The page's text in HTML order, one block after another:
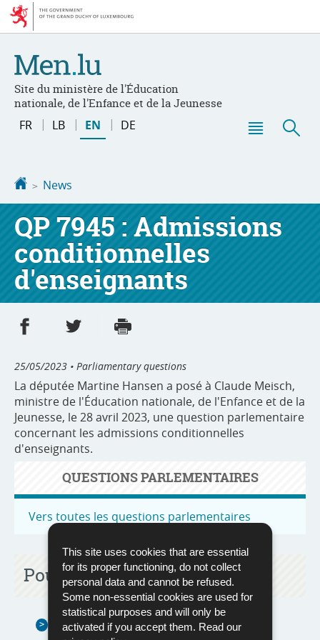
This site uses cookies that are essential
for its proper functioning, do not collect
personal data and cannot be refused.
Some non-essential cookies are used for
statistical purposes and will only be
activated if you accept them. Read our
Go
Go
Site du ministère de l'Éducation
nationale, de l'Enfance et de la Jeunesse
Changer
FR LB EN DE
Homepage
News
QP 7945 : Admissions
conditionnelles
d'enseignants
Share on Facebook
Share on Twitter
25/05/2023 • Parliamentary questions
La députée Martine Hansen a posé à Claude Meisch,
ministre de l'Éducation nationale, de l'Enfance et de la
Jeunesse, le 28 avril 2023, une question parlementaire
concernant les admissions conditionnelles
d'enseignants.
QUESTIONS PARLEMENTAIRES
Vers toutes les questions parlementaires
Pour en savoir plus
QP 7945 : Admissions conditionnelles